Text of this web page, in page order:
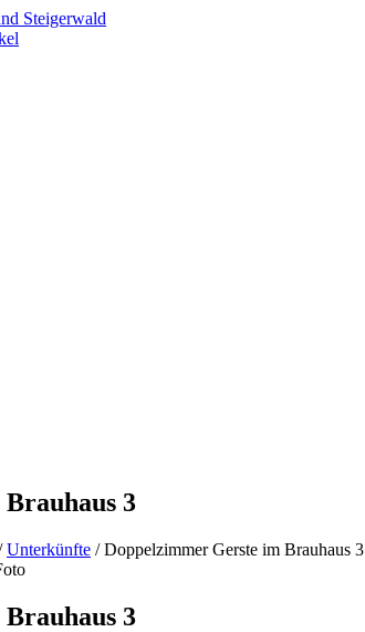
Steigerwald
3
Unterkünfte /Doppelzimmer Gerste im Brauhaus 3
3